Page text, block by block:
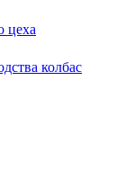
цеха
колбас